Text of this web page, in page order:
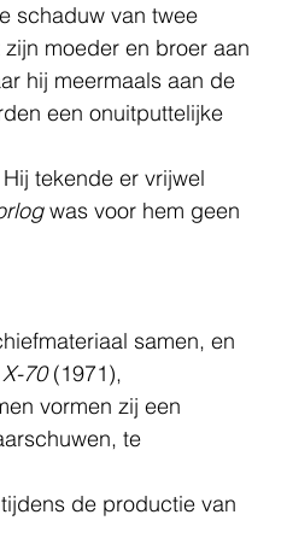
schaduw van twee
moeder en broer aan
hij meermaals aan de
een onuitputtelijke
tekende er vrijwel
was voor hem geen
samen, en
70 (1971),
vormen zij een
te
de productie van